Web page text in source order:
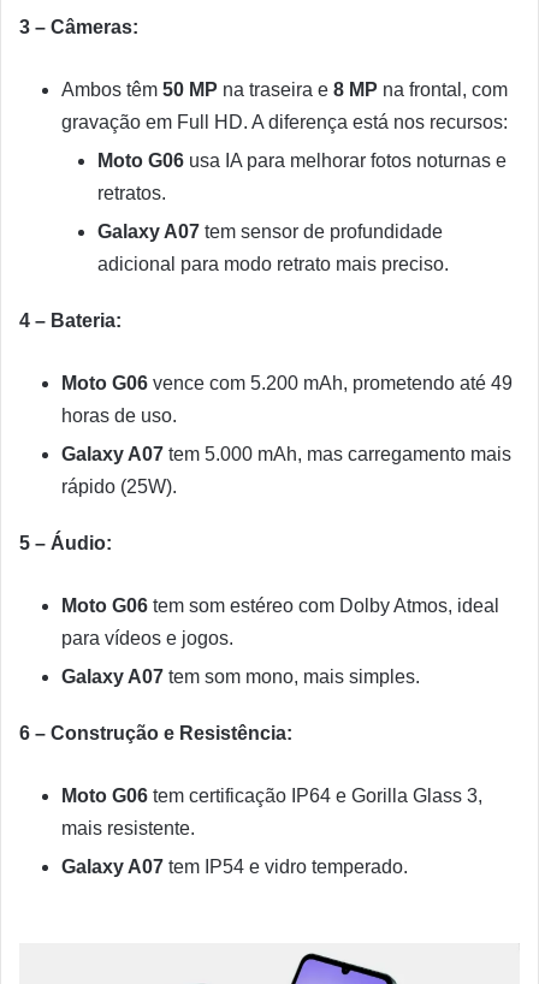
3 – Câmeras:
Ambos têm 50 MP na traseira e 8 MP na frontal, com
gravação em Full HD. A diferença está nos recursos:
Moto G06 usa IA para melhorar fotos noturnas e
retratos.
Galaxy A07 tem sensor de profundidade
adicional para modo retrato mais preciso.
4 – Bateria:
Moto G06 vence com 5.200 mAh, prometendo até 49
horas de uso.
Galaxy A07 tem 5.000 mAh, mas carregamento mais
rápido (25W).
5 – Áudio:
Moto G06 tem som estéreo com Dolby Atmos, ideal
para vídeos e jogos.
Galaxy A07 tem som mono, mais simples.
6 – Construção e Resistência:
Moto G06 tem certificação IP64 e Gorilla Glass 3,
mais resistente.
Galaxy A07 tem IP54 e vidro temperado.